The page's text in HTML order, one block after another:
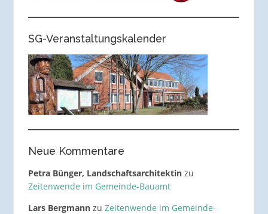
SG-Veranstaltungskalender
Neue Kommentare
Petra Bünger, Landschaftsarchitektinzu
Zeitenwende im Gemeinde-Bauamt
Lars Bergmannzu Zeitenwende im Gemeinde-